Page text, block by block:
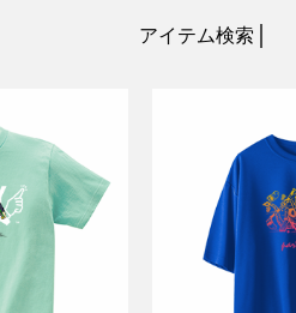
アイテム検索